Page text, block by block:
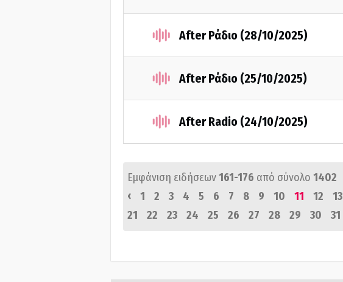
After Ράδιο (28/10/2025)
After Ράδιο (25/10/2025)
After Radio (24/10/2025)
Εμφάνιση ειδήσεων161-176 από σύνολο 1402
‹
1 2 3 4 5 6 7 8 9 10 11 12 13
21
22 23 24 25 26 27 28 29 30 31